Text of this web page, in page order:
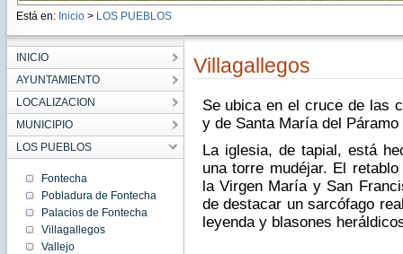
Está en: Inicio > LOS PUEBLOS
INICIO
AYUNTAMIENTO
LOCALIZACION
MUNICIPIO
LOS PUEBLOS
Fontecha
Pobladura de Fontecha
Palacios de Fontecha
Villagallegos
Vallejo
Villagallegos
Se ubica en el cruce de las
y de Santa María del
La iglesia, de tapial, está
una torre mudéjar. El
la Virgen María y San
de destacar un sarcófago
leyenda y blasones